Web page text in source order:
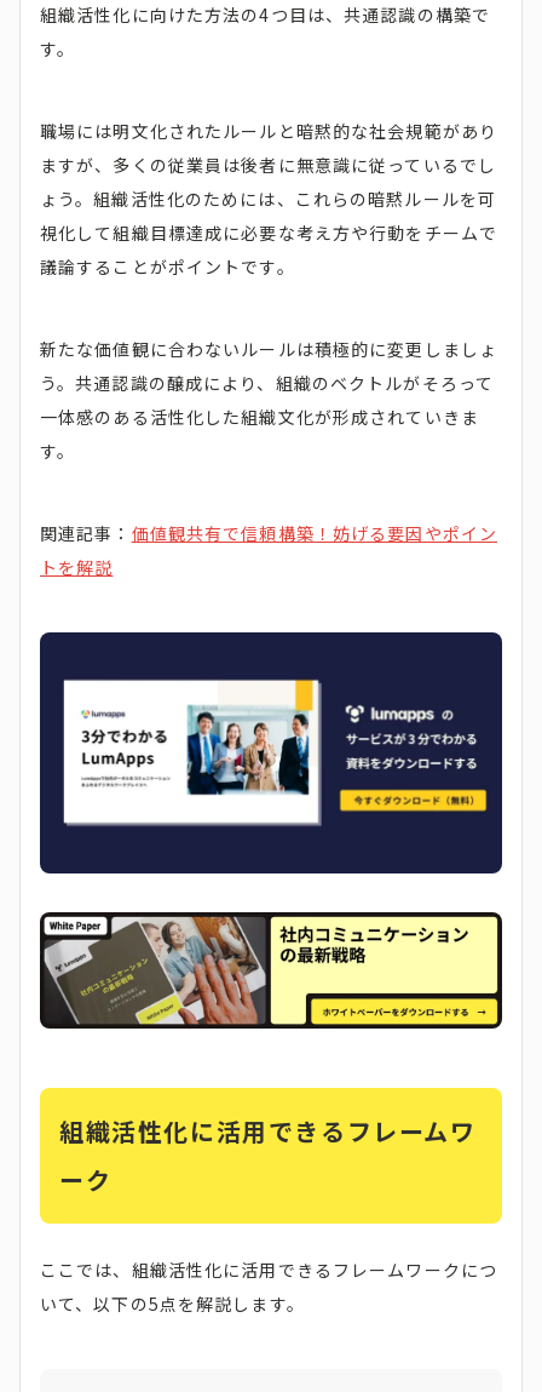
組織活性化に向けた方法の4つ目は、共通認識の構築で
す。
職場には明文化されたルールと暗黙的な社会規範があり
ますが、多くの従業員は後者に無意識に従っているでし
ょう。組織活性化のためには、これらの暗黙ルールを可
視化して組織目標達成に必要な考え方や行動をチームで
議論することがポイントです。
新たな価値観に合わないルールは積極的に変更しましょ
う。共通認識の醸成により、組織のベクトルがそろって
一体感のある活性化した組織文化が形成されていきま
す。
関連記事： 価値観共有で信頼構築！妨げる要因やポイン
トを解説
組織活性化に活用できるフレームワ
ーク
ここでは、組織活性化に活用できるフレームワークにつ
いて、以下の5点を解説します。